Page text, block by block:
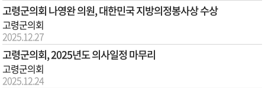
고령군의회 나영완 의원, 대한민국 지방의정봉사상 수상
고령군의회
2025.12.27
고령군의회, 2025년도 의사일정 마무리
고령군의회
2025.12.24